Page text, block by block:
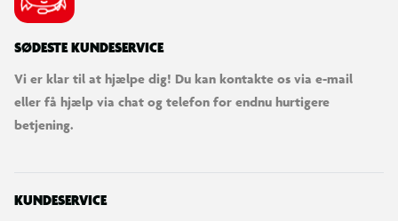
SØDESTE KUNDESERVICE
Vi er klar til at hjælpe dig! Du kan kontakte os via e-mail
eller få hjælp via chat og telefon for endnu hurtigere
betjening.
KUNDESERVICE